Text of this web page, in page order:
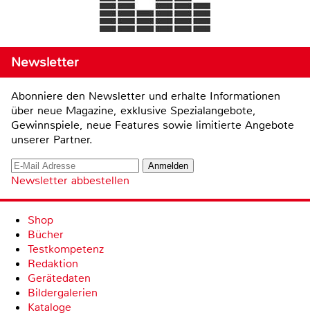
Newsletter
Abonniere den Newsletter und erhalte Informationen
über neue Magazine, exklusive Spezialangebote,
Gewinnspiele, neue Features sowie limitierte Angebote
unserer Partner.
Newsletter abbestellen
Shop
Bücher
Testkompetenz
Redaktion
Gerätedaten
Bildergalerien
Kataloge